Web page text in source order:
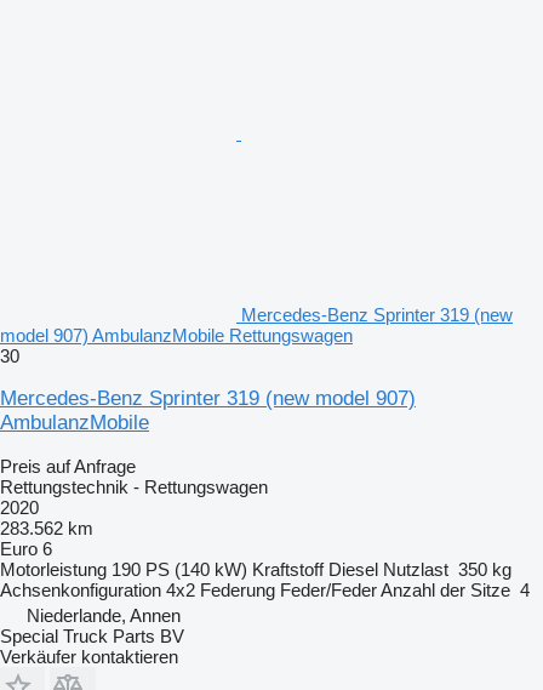
Mercedes-Benz Sprinter 319 (new
model 907) AmbulanzMobile Rettungswagen
30
Mercedes-Benz Sprinter 319 (new model 907)
AmbulanzMobile
Preis auf Anfrage
Rettungstechnik - Rettungswagen
2020
283.562 km
Euro 6
Motorleistung 190 PS (140 kW) Kraftstoff Diesel Nutzlast 350 kg
Achsenkonfiguration 4x2 Federung Feder/FederAnzahl der Sitze 4
Niederlande, Annen
Special Truck Parts BV
Verkäufer kontaktieren